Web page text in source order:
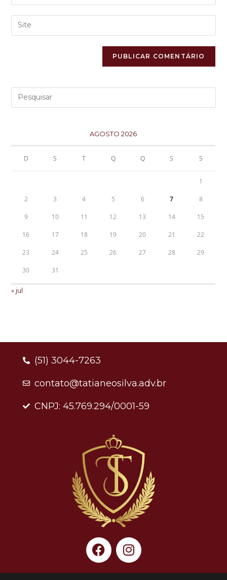
AGOSTO 2026
D S T Q Q S S
1
2 3 4 5 6 7 8
9 10 11 12 13 14 15
16 17 18 19 20 21 22
23 24 25 26 27 28 29
30 31
« jul
(51) 3044-7263
contato@tatianeosilva.adv.br
CNPJ: 45.769.294/0001-59